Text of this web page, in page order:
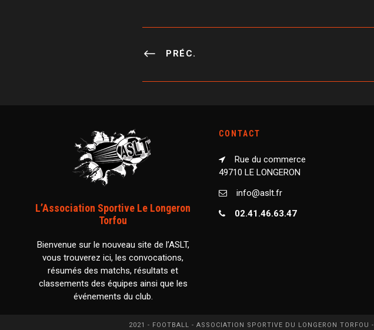
PRÉC.
L’Association Sportive Le Longeron
Torfou
Bienvenue sur le nouveau site de l’ASLT,
vous trouverez ici, les convocations,
résumés des matchs, résultats et
classements des équipes ainsi que les
événements du club.
CONTACT
Rue du commerce
49710 LE LONGERON
info@aslt.fr
02.41.46.63.47
2021 - FOOTBALL - ASSOCIATION SPORTIVE DU LONGERON TORFOU -